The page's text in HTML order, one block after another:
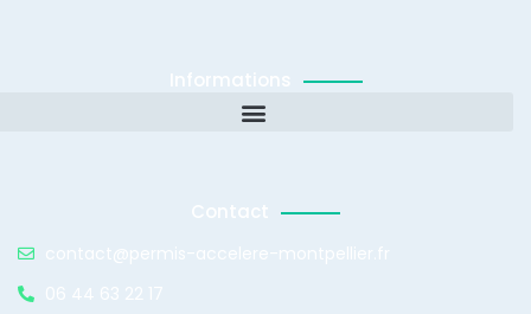
Informations
Contact
contact@permis-accelere-montpellier.fr
06 44 63 22 17